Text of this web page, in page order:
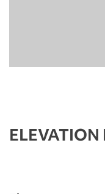
ELEVATION